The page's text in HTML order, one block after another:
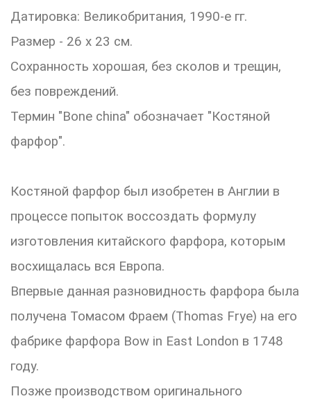
Датировка: Великобритания, 1990-е гг.
Размер - 26 х 23 см.
Сохранность хорошая, без сколов и трещин,
без повреждений.
Термин "Bone china" обозначает "Костяной
фарфор".
Костяной фарфор был изобретен в Англии в
процессе попыток воссоздать формулу
изготовления китайского фарфора, которым
восхищалась вся Европа.
Впервые данная разновидность фарфора была
получена Томасом Фраем (Thomas Frye) на его
фабрике фарфора Bow in East London в 1748
году.
Позже производством оригинального